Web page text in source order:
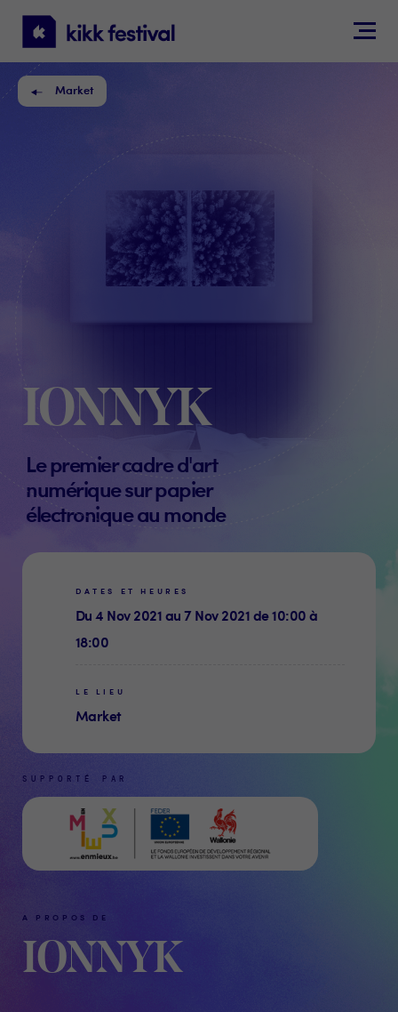
KIKK
Festival
Market
IONNYK
Le premier cadre d'art
numérique sur papier
électronique au monde
DATES ET HEURES
Du 4 Nov 2021 au 7 Nov 2021 de 10:00 à
18:00
LE LIEU
Market
SUPPORTÉ PAR
A PROPOS DE
IONNYK